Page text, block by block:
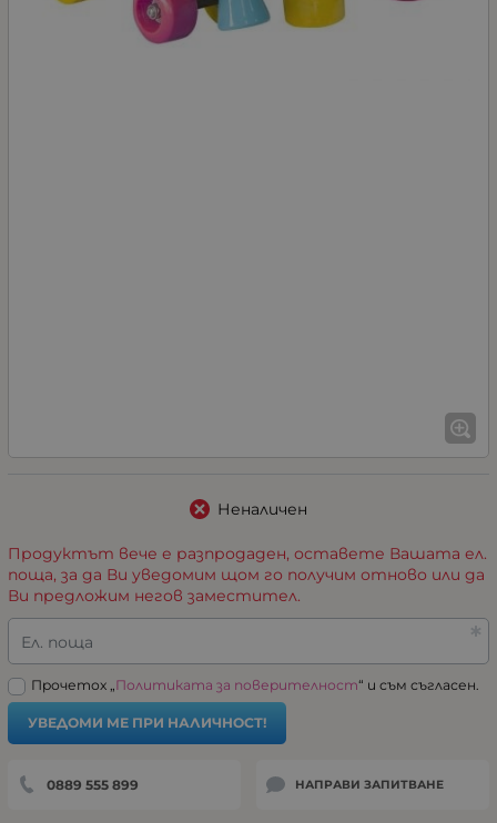
Неналичен
Продуктът вече е разпродаден, оставете Вашата ел.
поща, за да Ви уведомим щом го получим отново или да
Ви предложим негов заместител.
Ел. поща
Прочетох „ Политиката за поверителност“ и съм съгласен.
УВЕДОМИ МЕ ПРИ НАЛИЧНОСТ!
0889 555 899 НАПРАВИ ЗАПИТВАНЕ